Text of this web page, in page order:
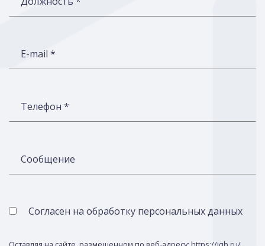
E-mail *
Телефон *
Сообщение
Согласен на обработку персональных данных